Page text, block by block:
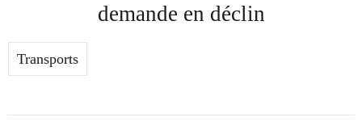
demande en déclin
Transports